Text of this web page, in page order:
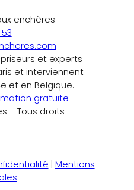
enchères
et experts
et interviennent
et en Belgique.
gratuite
– Tous droits
Mentions